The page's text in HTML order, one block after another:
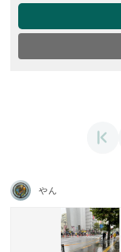
やん